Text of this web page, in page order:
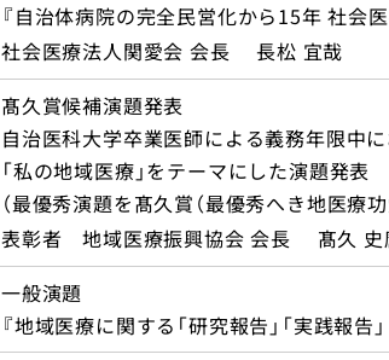
『自治体病院の完全民営化から15年 社会
社会医療法人関愛会 会長 長松 宜哉
髙久賞候補演題発表
自治医科大学卒業医師による義務年限中
「私の地域医療」をテーマにした演題発表
（最優秀演題を髙久賞（最優秀へき地医療
表彰者 地域医療振興協会 会長 髙久 史
一般演題
『地域医療に関する「研究報告」「実践報告